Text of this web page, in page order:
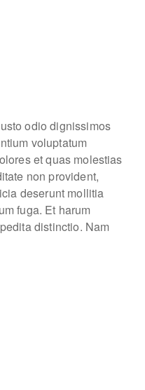
odio dignissimos
voluptatum
et quas molestias
non provident,
deserunt mollitia
fuga. Et harum
distinctio. Nam